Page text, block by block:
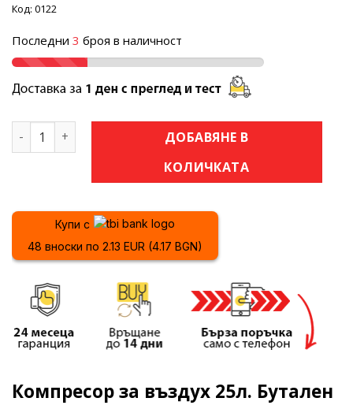
Код: 0122
Последни 3 броя в наличност
количество за Компресор за въздух 25л. Бутален
ДОБАВЯНЕ В
КОЛИЧКАТА
Купи с
48 вноски по 2.13 EUR (4.17 BGN)
Компресор за въздух 25л. Бутален